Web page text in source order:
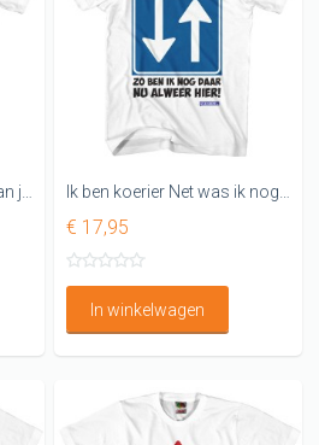
€ 17,95
In winkelwagen